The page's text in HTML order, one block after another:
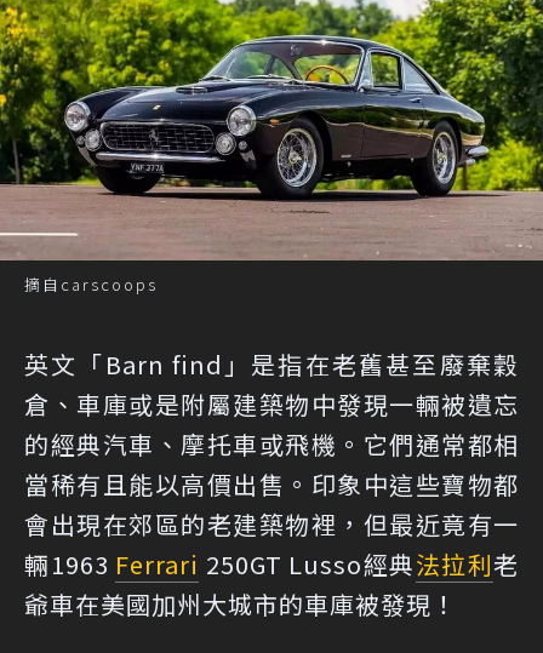
摘自carscoops
英文「Barn find」是指在老舊甚至廢棄穀
倉、車庫或是附屬建築物中發現一輛被遺忘
的經典汽車、摩托車或飛機。它們通常都相
當稀有且能以高價出售。印象中這些寶物都
會出現在郊區的老建築物裡，但最近竟有一
輛1963 Ferrari 250GT Lusso經典法拉利老
爺車在美國加州大城市的車庫被發現！